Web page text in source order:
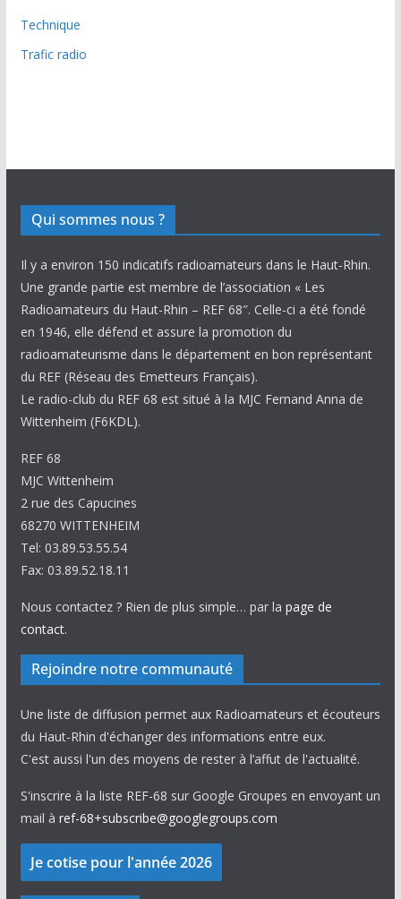
Technique
Trafic radio
Qui sommes nous ?
Il y a environ 150 indicatifs radioamateurs dans le Haut-Rhin.
Une grande partie est membre de l’association « Les
Radioamateurs du Haut-Rhin – REF 68″. Celle-ci a été fondé
en 1946, elle défend et assure la promotion du
radioamateurisme dans le département en bon représentant
du REF (Réseau des Emetteurs Français).
Le radio-club du REF 68 est situé à la MJC Fernand Anna de
Wittenheim (F6KDL).
REF 68
MJC Wittenheim
2 rue des Capucines
68270 WITTENHEIM
Tel: 03.89.53.55.54
Fax: 03.89.52.18.11
Nous contactez ? Rien de plus simple… par la page de
contact.
Rejoindre notre communauté
Une liste de diffusion permet aux Radioamateurs et écouteurs
du Haut-Rhin d'échanger des informations entre eux.
C'est aussi l'un des moyens de rester à l’affut de l'actualité.
S'inscrire à la liste REF-68 sur Google Groupes en envoyant un
mail à ref-68+subscribe@googlegroups.com